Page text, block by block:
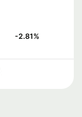
-2.81%